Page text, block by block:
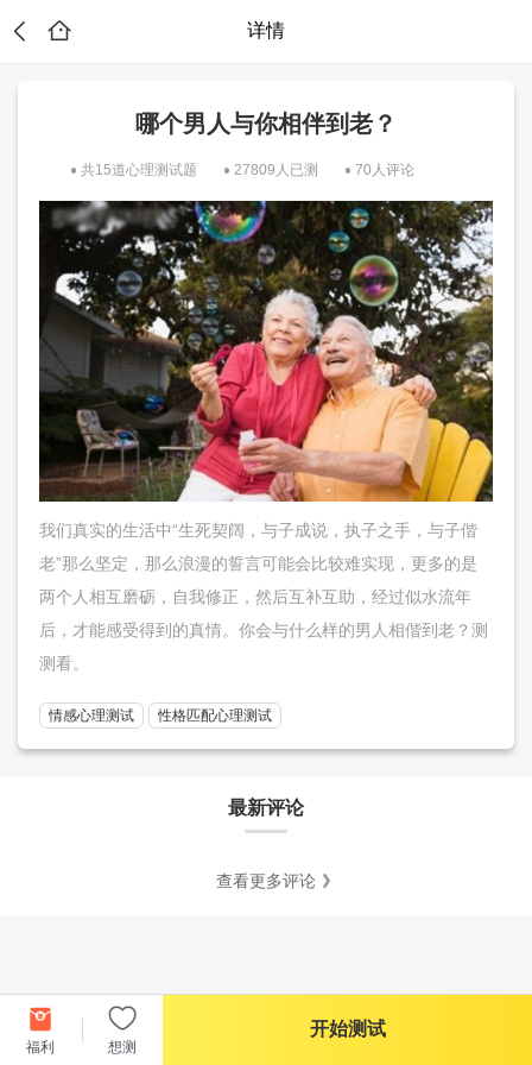
详情
哪个男人与你相伴到老？
共15道心理测试题 27809人已测 70人评论
我们真实的生活中“生死契阔，与子成说，执子之手，与子偕
老”那么坚定，那么浪漫的誓言可能会比较难实现，更多的是
两个人相互磨砺，自我修正，然后互补互助，经过似水流年
后，才能感受得到的真情。你会与什么样的男人相偕到老？测
测看。
情感心理测试 性格匹配心理测试
最新评论
查看更多评论
福利 想测
开始测试